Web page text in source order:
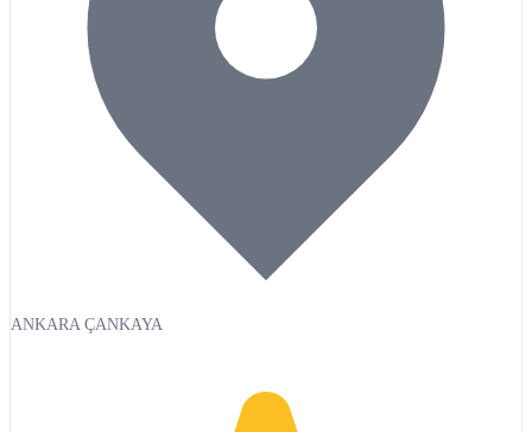
ANKARA ÇANKAYA